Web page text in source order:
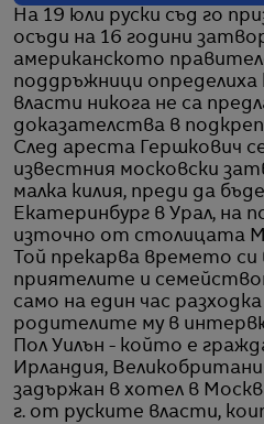
На 19 юли руски съд го
осъди на 16 години
американското
поддръжници
власти никога не са
доказателства в
След ареста Гершкович
известния московски
малка килия, преди да
Екатеринбург в Урал, на
източно от столицата
Той прекарва времето си
приятелите и
само на един час
родителите му в
Пол Уилън - който е
Ирландия,
задържан в хотел в
г. от руските власти,